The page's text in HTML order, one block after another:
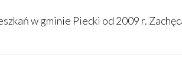
w gminie Piecki od 2009 r.